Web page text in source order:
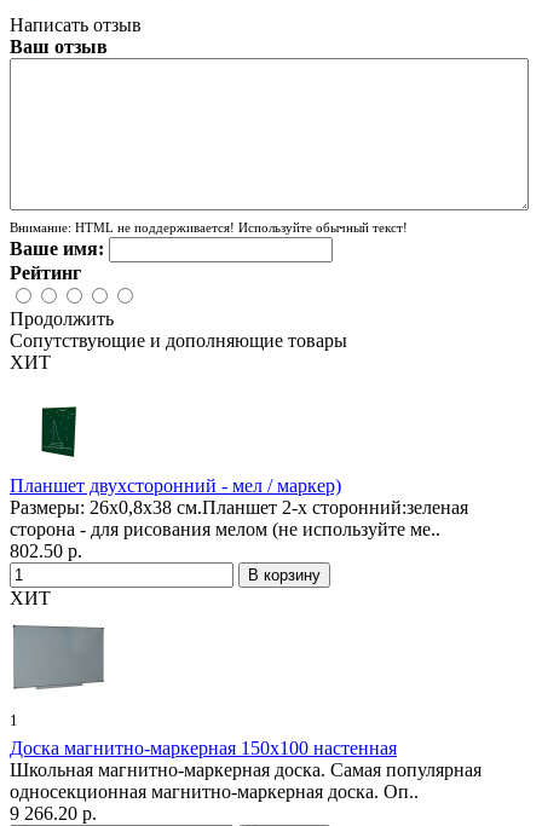
Написать отзыв
Ваш отзыв
Внимание: HTML не поддерживается! Используйте обычный текст!
Ваше имя:
Рейтинг
Продолжить
Сопутствующие и дополняющие товары
ХИТ
Планшет двухсторонний - мел / маркер)
Размеры: 26х0,8х38 см.Планшет 2-х сторонний:зеленая
сторона - для рисования мелом (не используйте ме..
802.50 р.
ХИТ
1
Доска магнитно-маркерная 150х100 настенная
Школьная магнитно-маркерная доска. Самая популярная
односекционная магнитно-маркерная доска. Оп..
9 266.20 р.